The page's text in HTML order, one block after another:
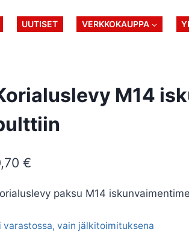
UUTISET VERKKOKAUPPA
M14
€
paksu M14
varastossa, vain jälkitoimituksena